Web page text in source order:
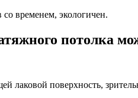
временем, экологичен.
потолка
лаковой поверхность,